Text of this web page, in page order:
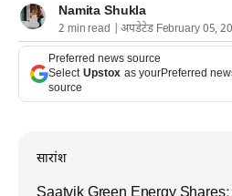
Namita Shukla
2 min read | अपडेटेड February 05,
Preferred news source
Select Upstox as yourPreferred
source
सारांश